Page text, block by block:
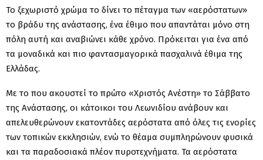
Το ξεχωριστό χρώμα το δίνει το πέταγμα των «αερόστατων»
το βράδυ της ανάστασης, ένα έθιμο που απαντάται μόνο στη
πόλη αυτή και αναβιώνει κάθε χρόνο. Πρόκειται για ένα από
τα μοναδικά και πιο φαντασμαγορικά πασχαλινά έθιμα της
Ελλάδας.
Με το που ακουστεί το πρώτο «Χριστός Ανέστη» το Σάββατο
της Ανάστασης, οι κάτοικοι του Λεωνιδίου ανάβουν και
απελευθερώνουν εκατοντάδες αερόστατα από όλες τις ενορίες
των τοπικών εκκλησιών, ενώ το θέαμα συμπληρώνουν φυσικά
και τα παραδοσιακά πλέον πυροτεχνήματα. Τα αερόστατα